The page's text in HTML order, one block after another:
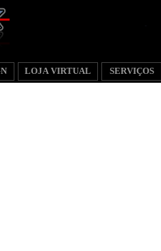
LOJA VIRTUAL SERVIÇOS